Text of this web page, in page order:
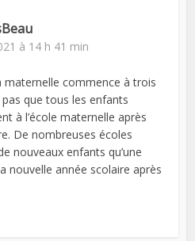
à 14 h 41 min
maternelle commence à trois
que tous les enfants
à l’école maternelle après
De nombreuses écoles
nouveaux enfants qu’une
nouvelle année scolaire après